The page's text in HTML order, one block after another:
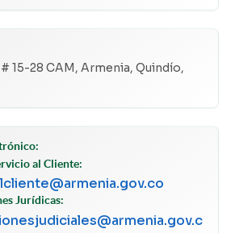
15-28 CAM, Armenia, Quindío,
al Cliente:
Jurídicas: